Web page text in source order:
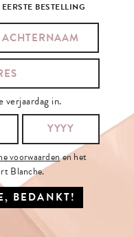
NIEUWSBRIEF
en het
BESTELLING
verjaardag in.
voorwaardenen het
Blanche.